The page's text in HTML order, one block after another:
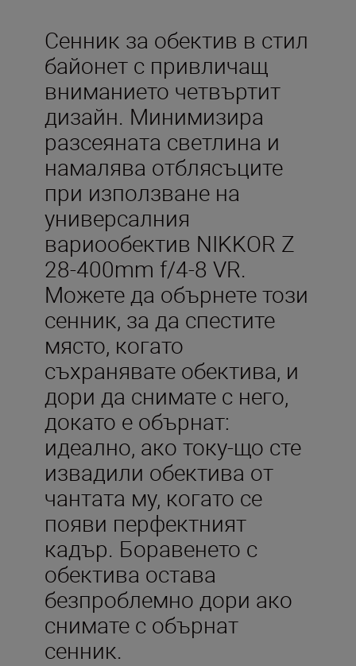
Сенник за обектив в стил
байонет с привличащ
вниманието четвъртит
дизайн. Минимизира
разсеяната светлина и
намалява отблясъците
при използване на
универсалния
вариообектив NIKKOR Z
28-400mm f/4-8 VR.
Можете да обърнете този
сенник, за да спестите
място, когато
съхранявате обектива, и
дори да снимате с него,
докато е обърнат:
идеално, ако току-що сте
извадили обектива от
чантата му, когато се
появи перфектният
кадър. Боравенето с
обектива остава
безпроблемно дори ако
снимате с обърнат
сенник.